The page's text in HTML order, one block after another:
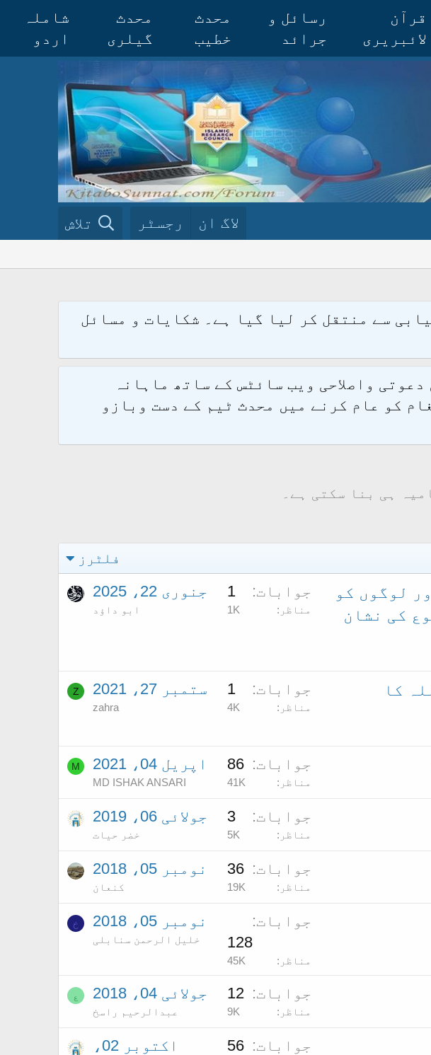
قرآن
لائبریری
رسائل و
جرائد
محدث
خطیب
محدث
گیلری
شاملہ
اردو
لاگ ان رجسٹر تلاش
فورم کو نئےسافٹ ویئر زین فورو 2.1.7 پر کامیابی سے منتقل کر لیا گیا ہے۔ شکایات و مسائل
واصلاحی ویب سائٹس کے ساتھ ماہانہ
کو عام کرنے میں محدث ٹیم کے دست وبازو
ہی بنا سکتی ہے۔
فلٹرز
لوگوں کو
کی نشان
جوابات 1
مناظر 1K
جنوری 22، 2025
ابو داؤد
کا
جوابات 1
مناظر 4K
ستمبر 27، 2021
zahra
Z
جوابات 86
مناظر 41K
اپریل 04، 2021
MD ISHAK ANSARI
M
جوابات 3
مناظر 5K
جولائی 06، 2019
خضر حیات
جوابات 36
مناظر 19K
نومبر 05، 2018
کنعان
جوابات
128
مناظر 45K
نومبر 05، 2018
خلیل الرحمن سنابلی
خ
جوابات 12
مناظر 9K
جولائی 04، 2018
عبدالرحیم راسخ
ع
جوابات 56
اکتوبر 02،